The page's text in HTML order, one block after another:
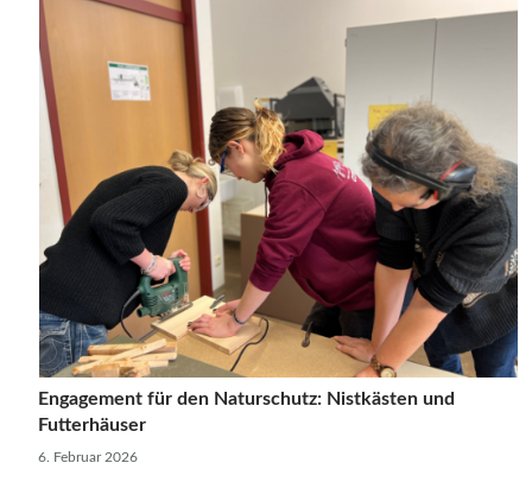
Engagement für den Naturschutz: Nistkästen und
Futterhäuser
6. Februar 2026